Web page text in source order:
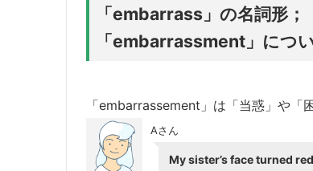
「embarrass」の名詞形；
「embarrassment」につ
「embarrassement」は「当惑」や「
Aさん
My sister’s face turned